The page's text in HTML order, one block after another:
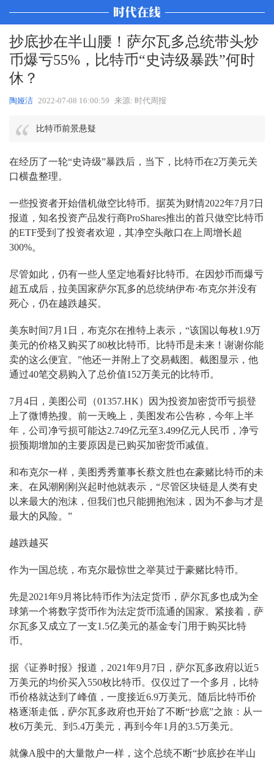
抄底抄在半山腰！萨尔瓦多总统带头炒
币爆亏55%，比特币“史诗级暴跌”何时
休？
陶娅洁 2022-07-08 16:00:59 来源: 时代周报
比特币前景悬疑
在经历了一轮“史诗级”暴跌后，当下，比特币在2万美元关
口横盘整理。
一些投资者开始借机做空比特币。据英为财情2022年7月7日
报道，知名投资产品发行商ProShares推出的首只做空比特币
的ETF受到了投资者欢迎，其净空头敞口在上周增长超
300%。
尽管如此，仍有一些人坚定地看好比特币。在因炒币而爆亏
超五成后，拉美国家萨尔瓦多的总统纳伊布·布克尔并没有
死心，仍在越跌越买。
美东时间7月1日，布克尔在推特上表示，“该国以每枚1.9万
美元的价格又购买了80枚比特币。比特币是未来！谢谢你能
卖的这么便宜。”他还一并附上了交易截图。截图显示，他
通过40笔交易购入了总价值152万美元的比特币。
7月4日，美图公司（01357.HK）因为投资加密货币亏损登
上了微博热搜。前一天晚上，美图发布公告称，今年上半
年，公司净亏损可能达2.749亿元至3.499亿元人民币，净亏
损预期增加的主要原因是已购买加密货币减值。
和布克尔一样，美图秀秀董事长蔡文胜也在豪赌比特币的未
来。在风潮刚刚兴起时他就表示，“尽管区块链是人类有史
以来最大的泡沫，但我们也只能拥抱泡沫，因为不参与才是
最大的风险。”
越跌越买
作为一国总统，布克尔最惊世之举莫过于豪赌比特币。
先是2021年9月将比特币作为法定货币，萨尔瓦多也成为全
球第一个将数字货币作为法定货币流通的国家。紧接着，萨
尔瓦多又成立了一支1.5亿美元的基金专门用于购买比特
币。
据《证券时报》报道，2021年9月7日，萨尔瓦多政府以近5
万美元的均价买入550枚比特币。仅仅过了一个多月，比特
币价格就达到了峰值，一度接近6.9万美元。随后比特币价
格逐渐走低，萨尔瓦多政府也开始了不断“抄底”之旅：从一
枚6万美元、到5.4万美元，再到今年1月的3.5万美元。
就像A股中的大量散户一样，这个总统不断“抄底抄在半山